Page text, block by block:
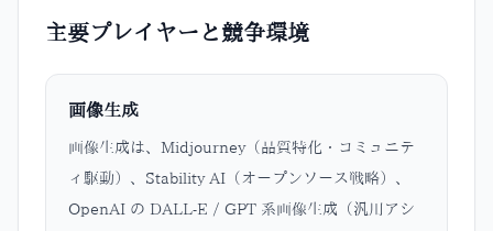
主要プレイヤーと競争環境
画像生成
画像生成は、Midjourney（品質特化・コミュニテ
ィ駆動）、Stability AI（オープンソース戦略）、
OpenAI の DALL-E / GPT 系画像生成（汎用アシ